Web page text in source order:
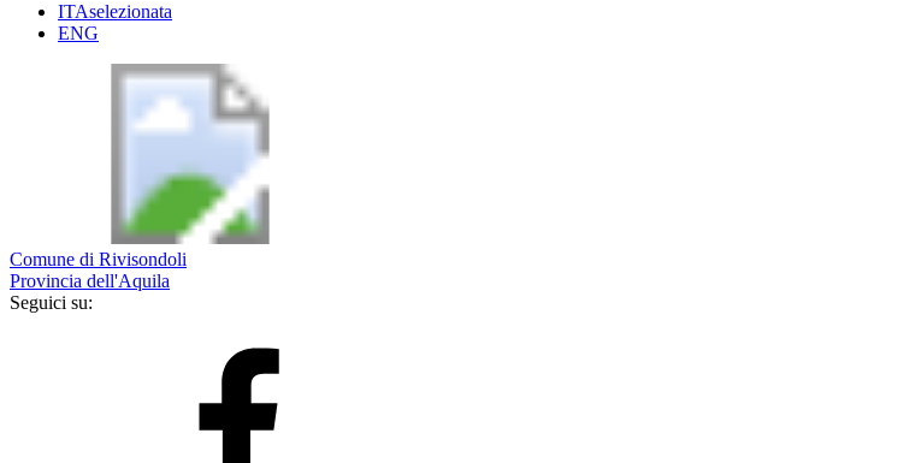
ITAselezionata
ENG
Comune di Rivisondoli
Provincia dell'Aquila
Seguici su: